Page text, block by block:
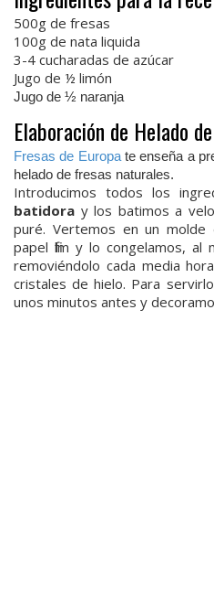
500g de fresas
100g de nata liquida
3-4 cucharadas de azúcar
Jugo de ½ limón
Jugo de ½ naranja
Elaboración de Helado
Fresas de Europate enseña a
helado de fresas naturales.
Introducimos todos los
batidora y los batimos a
puré. Vertemos en un molde
papel film y lo congelamos, al
removiéndolo cada media
cristales de hielo. Para
unos minutos antes y